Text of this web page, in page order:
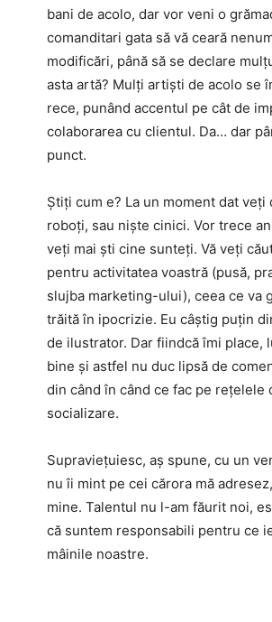
bani de acolo, dar vor veni o
comanditari gata să vă ceară
modificări, până să se declare
asta artă? Mulți artiști de acolo se
rece, punând accentul pe cât de
colaborarea cu clientul. Da… dar
punct.
Știți cum e? La un moment dat veți
roboți, sau niște cinici. Vor trece
veți mai ști cine sunteți. Vă veți
pentru activitatea voastră (pusă,
slujba marketing-ului), ceea ce va
trăită în ipocrizie. Eu câștig puțin
de ilustrator. Dar fiindcă îmi place,
bine și astfel nu duc lipsă de
din când în când ce fac pe rețelele
socializare.
Supraviețuiesc, aș spune, cu un
nu îi mint pe cei cărora mă
mine. Talentul nu l-am făurit noi,
că suntem responsabili pentru ce
mâinile noastre.